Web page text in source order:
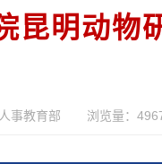
昆明动物
人事教育部 浏览量：